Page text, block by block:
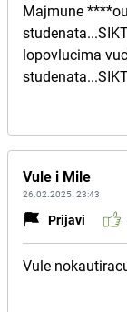
Majmune
lopovlucima
Vule i Mile
26.02.2025. 23:43
Prijavi
Vule